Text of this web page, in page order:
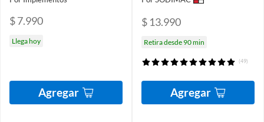
$ 7.990
Llega hoy
Agregar
$ 13.990
Retira desde 90 min
(49)
Agregar